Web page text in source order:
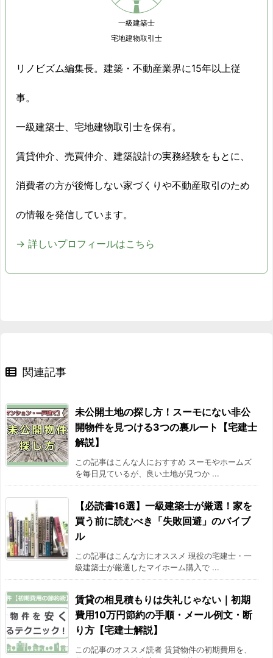
一級建築士
宅地建物取引士
リノビズム編集長。建築・不動産業界に15年以上従
事。
一級建築士、宅地建物取引士を保有。
賃貸仲介、売買仲介、建築設計の実務経験をもとに、
消費者の方が後悔しない家づくりや不動産取引のため
の情報を発信しています。
→ 詳しいプロフィールはこちら
関連記事
未公開土地の探し方！スーモにない非公
開物件を見つける3つの裏ルート【宅建士
解説】
この記事はこんな人におすすめ スーモやホームズ
を毎日見ているが、良い土地が見つか ...
【必読書16選】一級建築士が厳選！家を
買う前に読むべき「失敗回避」のバイブ
ル
この記事はこんな方にオススメ 現役の宅建士・一
級建築士が厳選したマイホーム購入で ...
賃貸の相見積もりは失礼じゃない｜初期
費用10万円節約の手順・メール例文・断
り方【宅建士解説】
この記事のオススメ読者 賃貸物件の初期費用を、